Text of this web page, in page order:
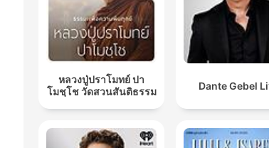
หลวงปู่ปราโมทย์ ปา
โมชฺโช วัดสวนสันติธรรม
Dante Gebel